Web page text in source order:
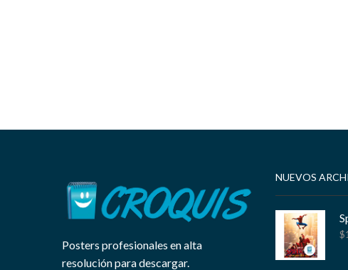
Posters profesionales en alta
resolución para descargar.
NUEVOS
$